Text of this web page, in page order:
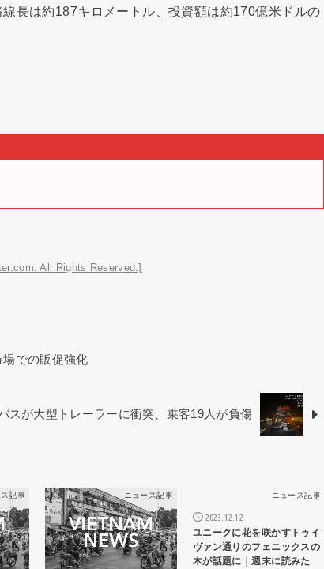
長は約187キロメートル、投資額は約170億米ドルの
All Rights Reserved.]
での販促強化
スが大型トレーラーに衝突、乗客19人が負傷
ス記事 ニュース記事 ニュース記事
2023.12.12
ユニークに花を咲かすトゥイ
ヴァン通りのフェニックスの
木が話題に｜週末に読みた